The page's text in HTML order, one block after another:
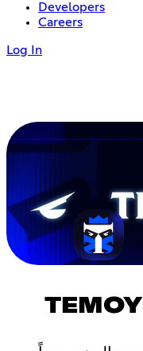
Developers
Careers
Log In
TEMOY